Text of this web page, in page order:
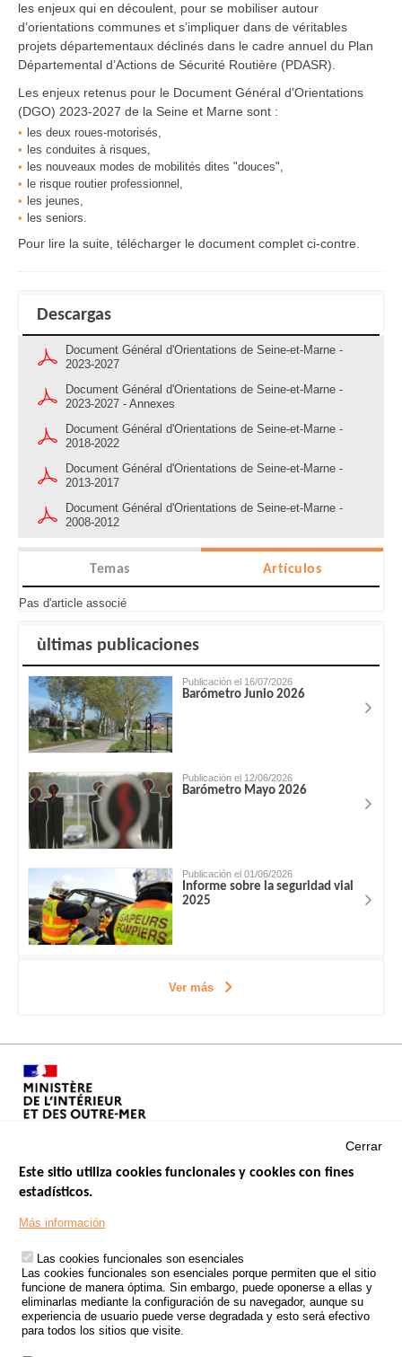
les enjeux qui en découlent, pour se mobiliser autour
d’orientations communes et s’impliquer dans de véritables
projets départementaux déclinés dans le cadre annuel du Plan
Départemental d’Actions de Sécurité Routière (PDASR).
Les enjeux retenus pour le Document Général d'Orientations
(DGO) 2023-2027 de la Seine et Marne sont :
les deux roues-motorisés,
les conduites à risques,
les nouveaux modes de mobilités dites "douces",
le risque routier professionnel,
les jeunes,
les seniors.
Pour lire la suite, télécharger le document complet ci-contre.
Descargas
Document Général d'Orientations de Seine-et-Marne -
2023-2027
Document Général d'Orientations de Seine-et-Marne -
2023-2027 - Annexes
Document Général d'Orientations de Seine-et-Marne -
2018-2022
Document Général d'Orientations de Seine-et-Marne -
2013-2017
Document Général d'Orientations de Seine-et-Marne -
2008-2012
Temas Artículos
Pas d'article associé
ùltimas publicaciones
Publicación el 16/07/2026
Barómetro Junio 2026
Publicación el 12/06/2026
Barómetro Mayo 2026
Publicación el 01/06/2026
Informe sobre la seguridad vial
2025
Ver más
Footer
TRATAMIENTO DE DATOS PERSONALES PROCEDENTES DE
ACCIDENTES DE TRÁFICO
ESTUDIOS
CONVOCATORIA DE PROYECTOS DE ESTUDIOS
Cerrar
Este sitio utiliza cookies funcionales y cookies con fines
estadísticos.
Más información
Las cookies funcionales son esenciales
Las cookies funcionales son esenciales porque permiten que el sitio
funcione de manera óptima. Sin embargo, puede oponerse a ellas y
eliminarlas mediante la configuración de su navegador, aunque su
experiencia de usuario puede verse degradada y esto será efectivo
para todos los sitios que visite.